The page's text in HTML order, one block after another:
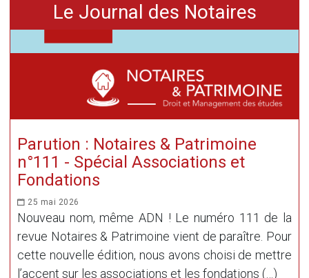
Le Journal des Notaires
Parution : Notaires & Patrimoine
n°111 - Spécial Associations et
Fondations
25 mai 2026
Nouveau nom, même ADN ! Le numéro 111 de la
revue Notaires & Patrimoine vient de paraître. Pour
cette nouvelle édition, nous avons choisi de mettre
l’accent sur les associations et les fondations (…)